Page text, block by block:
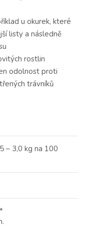
u okurek, které
listy a následně
rostlin
odolnost proti
trávníků
– 3,0 kg na 100